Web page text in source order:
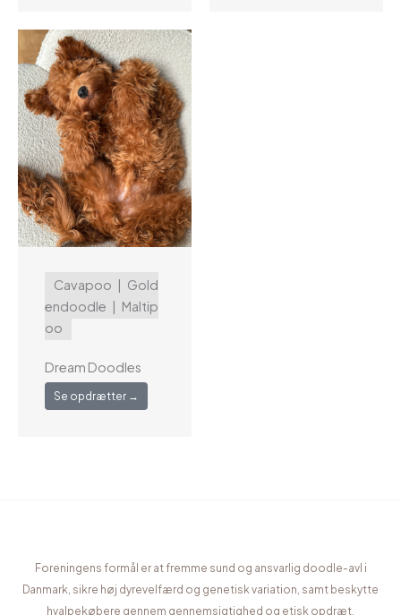
Cavapoo
Gold
endoodle
Maltip
oo
Dream Doodles
Se opdrætter →
Foreningens formål er at fremme sund og ansvarlig doodle-avl i
Danmark, sikre høj dyrevelfærd og genetisk variation, samt beskytte
hvalpekøbere gennem gennemsigtighed og etisk opdræt.